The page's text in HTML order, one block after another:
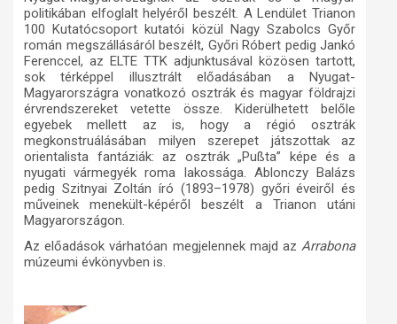
politikában elfoglalt helyéről beszélt. A Lendület Trianon
100 Kutatócsoport kutatói közül Nagy Szabolcs Győr
román megszállásáról beszélt, Győri Róbert pedig Jankó
Ferenccel, az ELTE TTK adjunktusával közösen tartott,
sok térképpel illusztrált előadásában a Nyugat-
Magyarországra vonatkozó osztrák és magyar földrajzi
érvrendszereket vetette össze. Kiderülhetett belőle
egyebek mellett az is, hogy a régió osztrák
megkonstruálásában milyen szerepet játszottak az
orientalista fantáziák: az osztrák „Pußta” képe és a
nyugati vármegyék roma lakossága. Ablonczy Balázs
pedig Szitnyai Zoltán író (1893–1978) győri éveiről és
műveinek menekült-képéről beszélt a Trianon utáni
Magyarországon.
Az előadások várhatóan megjelennek majd az Arrabona
múzeumi évkönyvben is.